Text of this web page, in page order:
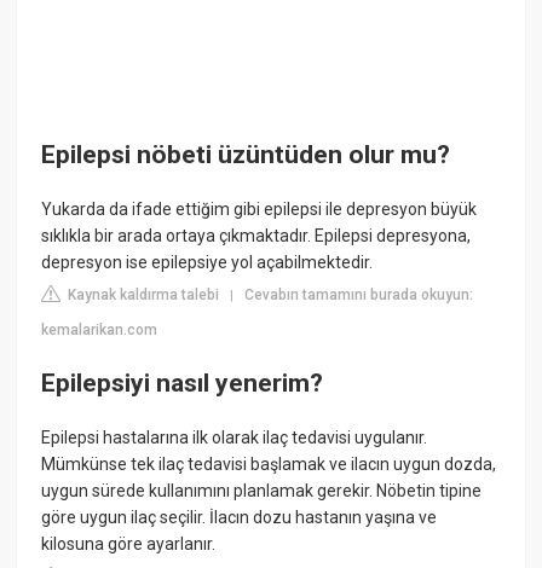
Epilepsi nöbeti üzüntüden olur mu?
Yukarda da ifade ettiğim gibi epilepsi ile depresyon büyük
sıklıkla bir arada ortaya çıkmaktadır. Epilepsi depresyona,
depresyon ise epilepsiye yol açabilmektedir.
Kaynak kaldırma talebi |Cevabın tamamını burada okuyun:
kemalarikan.com
Epilepsiyi nasıl yenerim?
Epilepsi hastalarına ilk olarak ilaç tedavisi uygulanır.
Mümkünse tek ilaç tedavisi başlamak ve ilacın uygun dozda,
uygun sürede kullanımını planlamak gerekir. Nöbetin tipine
göre uygun ilaç seçilir. İlacın dozu hastanın yaşına ve
kilosuna göre ayarlanır.